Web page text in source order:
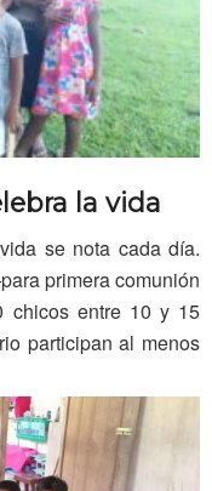
la vida
se nota cada día.
primera comunión
chicos entre 10 y 15
participan al menos